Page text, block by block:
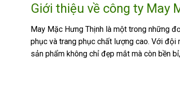
Giới thiệu về công ty May
May Mặc Hưng Thịnh là một trong những
phục và trang phục chất lượng cao. Với đội
sản phẩm không chỉ đẹp mắt mà còn bền